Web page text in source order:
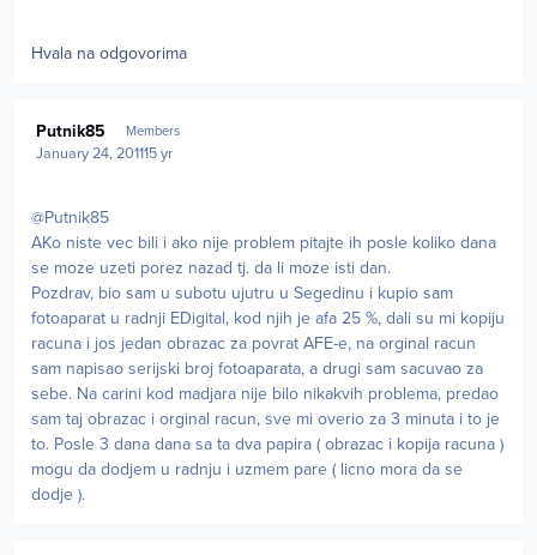
Hvala na odgovorima
Putnik85 Members
January 24, 201115 yr
@Putnik85
AKo niste vec bili i ako nije problem pitajte ih posle koliko dana
se moze uzeti porez nazad tj. da li moze isti dan.
Pozdrav, bio sam u subotu ujutru u Segedinu i kupio sam
fotoaparat u radnji EDigital, kod njih je afa 25 %, dali su mi kopiju
racuna i jos jedan obrazac za povrat AFE-e, na orginal racun
sam napisao serijski broj fotoaparata, a drugi sam sacuvao za
sebe. Na carini kod madjara nije bilo nikakvih problema, predao
sam taj obrazac i orginal racun, sve mi overio za 3 minuta i to je
to. Posle 3 dana dana sa ta dva papira ( obrazac i kopija racuna )
mogu da dodjem u radnju i uzmem pare ( licno mora da se
dodje ).